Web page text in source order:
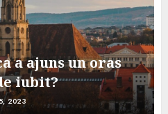
a ajuns un oras
iubit?
2023